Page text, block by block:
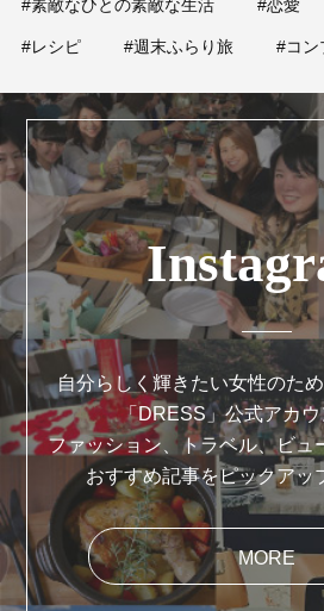
#素敵なひとの素敵な生活 #恋愛
#レシピ #週末ふらり旅 #コン
自分らしく輝きたい女性のた
「DRESS」公式アカ
ファッション、トラベル、ビュ
おすすめ記事をピックアッ
MORE